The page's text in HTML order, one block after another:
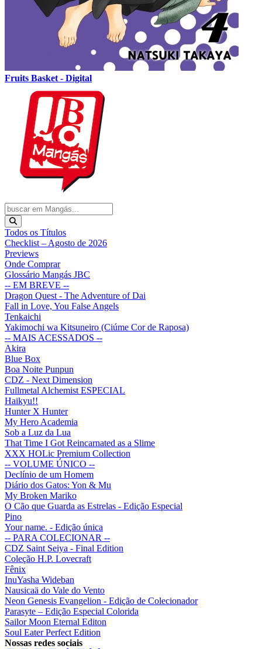
Fruits Basket - Digital
Todos os Títulos
Checklist – Agosto de 2026
Previews
Onde Comprar
Glossário Mangás JBC
-- EM BREVE --
Dragon Quest - The Adventure of Dai
Fall in Love, You False Angels
Tenkaichi
Yakimochi wa Kitsuneiro (Ciúme Cor de Raposa)
-- MAIS ACESSADOS --
Akira
Blue Box
Boa Noite Punpun
CDZ - Next Dimension
Fullmetal Alchemist ESPECIAL
Haikyu!!
Hunter X Hunter
My Hero Academia
Sob a Luz da Lua
That Time I Got Reincarnated as a Slime
XXX HOLic Premium Collection
-- VOLUME ÚNICO --
Declínio de um Homem
Diário dos Gatos: Yon & Mu
My Broken Mariko
O Cão que Guarda as Estrelas - Edição Especial
Pino
Your name. - Edição única
-- PARA COLECIONAR --
CDZ Saint Seiya - Final Edition
Coleção H.P. Lovecraft
Fênix
InuYasha Wideban
Nausicaä do Vale do Vento
Neon Genesis Evangelion - Edição de Colecionador
Parasyte – Edição Especial Colorida
Sailor Moon Eternal Editon
Soul Eater Perfect Edition
Nossas redes sociais